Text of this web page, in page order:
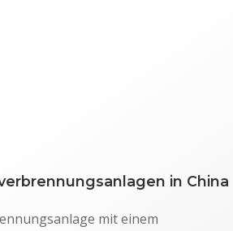
in China
mit einem